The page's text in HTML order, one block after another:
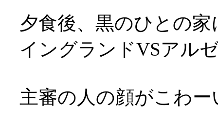
夕食後、黒のひとの
イングランドVSアル
主審の人の顔がこわー